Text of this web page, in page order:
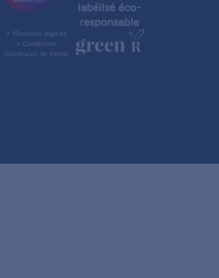
> Mentions légales
> Conditions
Générales de Vente
labélisé éco-
responsable